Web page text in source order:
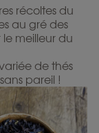
récoltes du
au gré des
le meilleur du
de thés
pareil !